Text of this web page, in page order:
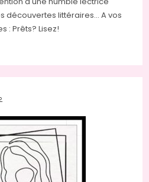
découvertes littéraires... A vos
: Prêts? Lisez!